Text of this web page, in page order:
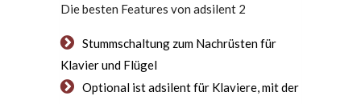
Die besten Features von adsilent 2
Stummschaltung zum Nachrüsten für
Klavier und Flügel
Optional ist adsilent für Klaviere, mit der